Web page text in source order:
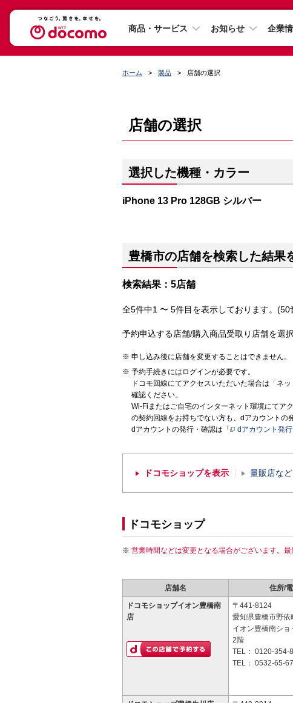
商品・サービス お知らせ 企業
ホーム 製品 店舗の選択
店舗の選択
選択した機種・カラー
iPhone 13 Pro 128GB シルバー
豊橋市の店舗を検索した結果
検索結果：5店舗
全5件中1 〜 5件目を表示しております。(50
予約申込する店舗/購入商品受取り店舗を選
申し込み後に店舗を変更することはできません。
予約手続きにはログインが必要です。
ドコモ回線にてアクセスいただいた場合は「ネ
確認ください。
Wi-Fiまたはご自宅のインターネット環境にてア
の契約回線をお持ちでない方も、dアカウントの
dアカウントの発行・確認は「
dアカウント発行
ドコモショップを表示 量販店な
ドコモショップ
営業時間などは変更となる場合がございます。最
店舗名 住所/
ドコモショップイオン豊橋南
店
〒441-8124
愛知県豊橋市野依
イオン豊橋南シ
2階
TEL： 0120-354-
TEL： 0532-65-